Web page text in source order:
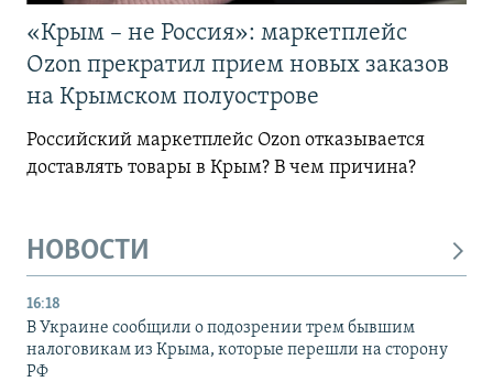
«Крым – не Россия»: маркетплейс
Ozon прекратил прием новых заказов
на Крымском полуострове
Российский маркетплейс Ozon отказывается
доставлять товары в Крым? В чем причина?
НОВОСТИ
16:18
В Украине сообщили о подозрении трем бывшим
налоговикам из Крыма, которые перешли на сторону
РФ